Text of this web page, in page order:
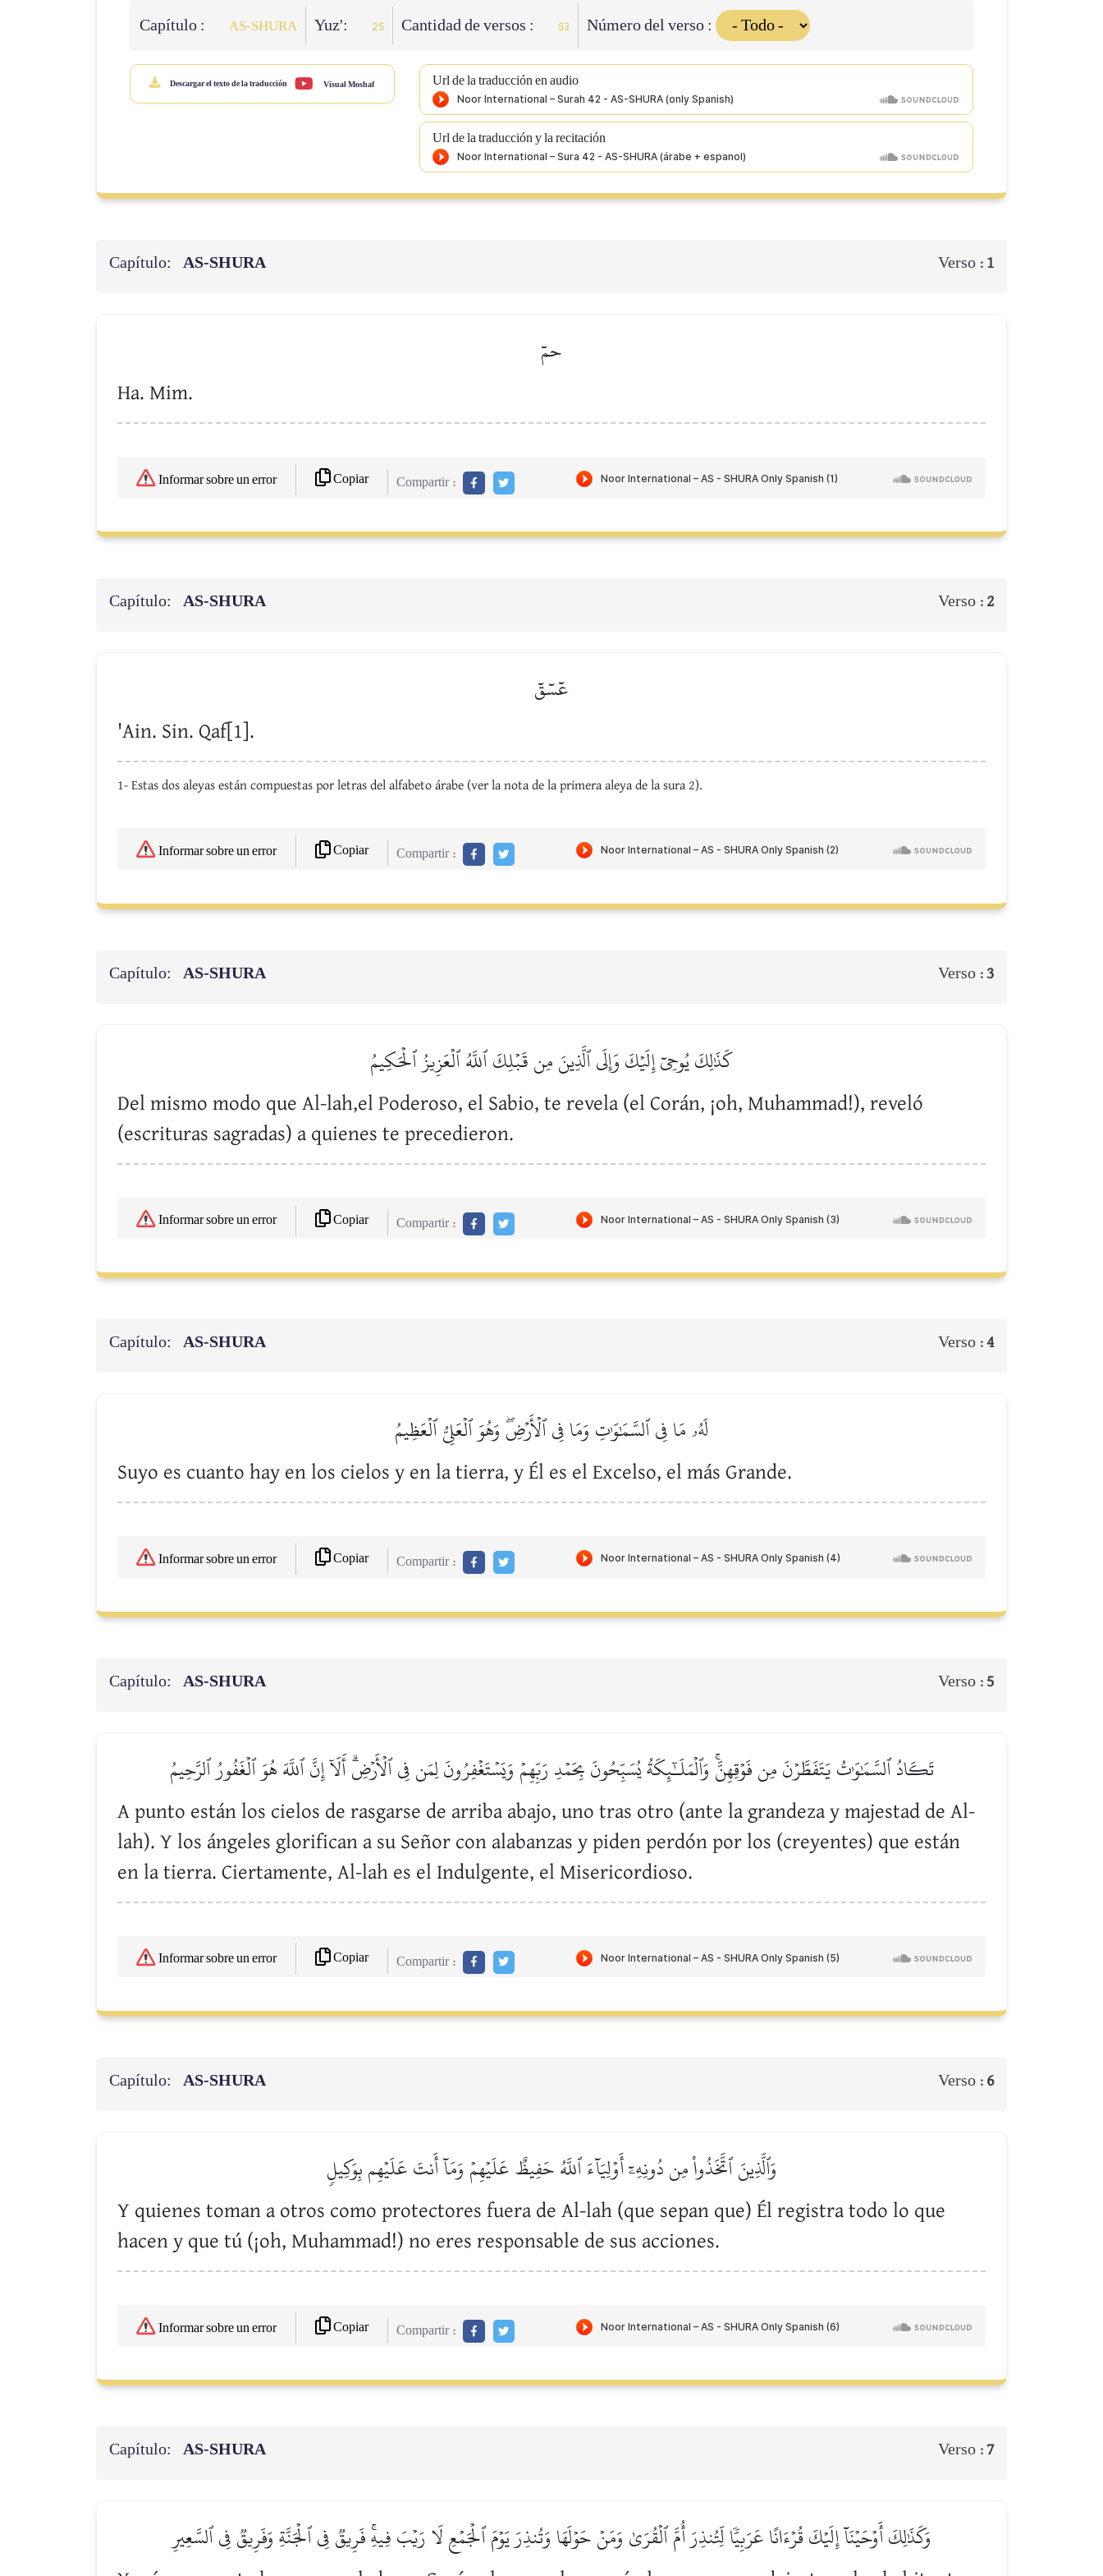
Capítulo : AS-SHURA Yuz': 25 Cantidad de versos : 53 Número del verso :
Descargar el texto de la traducción Visual Moshaf Url de la traducción en audio
Url de la traducción y la recitación
Capítulo: AS-SHURA Verso : 1
حمٓ
Ha. Mim.
Informar sobre un error Copiar Compartir :
Capítulo: AS-SHURA Verso : 2
عٓسٓقٓ
'Ain. Sin. Qaf[1].
1- Estas dos aleyas están compuestas por letras del alfabeto árabe (ver la nota de la primera aleya de la sura 2).
Informar sobre un error Copiar Compartir :
Capítulo: AS-SHURA Verso :3
كَذَٰلِكَ يُوحِيٓ إِلَيۡكَ وَإِلَى ٱلَّذِينَ مِن قَبۡلِكَ ٱللَّهُ ٱلۡعَزِيزُ ٱلۡحَكِيمُ
Del mismo modo que Al-lah,el Poderoso, el Sabio, te revela (el Corán, ¡oh, Muhammad!), reveló
(escrituras sagradas) a quienes te precedieron.
Informar sobre un error Copiar Compartir :
Capítulo: AS-SHURA Verso :4
لَهُۥ مَا فِي ٱلسَّمَٰوَٰتِ وَمَا فِي ٱلۡأَرۡضِۖ وَهُوَ ٱلۡعَلِيُّ ٱلۡعَظِيمُ
Suyo es cuanto hay en los cielos y en la tierra, y Él es el Excelso, el más Grande.
Informar sobre un error Copiar Compartir :
Capítulo: AS-SHURA Verso :5
تَكَادُ ٱلسَّمَٰوَٰتُ يَتَفَطَّرۡنَ مِن فَوۡقِهِنَّۚ وَٱلۡمَلَـٰٓئِكَةُ يُسَبِّحُونَ بِحَمۡدِ رَبِّهِمۡ وَيَسۡتَغۡفِرُونَ لِمَن فِي ٱلۡأَرۡضِۗ أَلَآ إِنَّ ٱللَّهَ هُوَ ٱلۡغَفُورُ ٱلرَّحِيمُ
A punto están los cielos de rasgarse de arriba abajo, uno tras otro (ante la grandeza y majestad de Al-
lah). Y los ángeles glorifican a su Señor con alabanzas y piden perdón por los (creyentes) que están
en la tierra. Ciertamente, Al-lah es el Indulgente, el Misericordioso.
Informar sobre un error Copiar Compartir :
Capítulo: AS-SHURA Verso : 6
وَٱلَّذِينَ ٱتَّخَذُواْ مِن دُونِهِۦٓ أَوۡلِيَآءَ ٱللَّهُ حَفِيظٌ عَلَيۡهِمۡ وَمَآ أَنتَ عَلَيۡهِم بِوَكِيلٖ
Y quienes toman a otros como protectores fuera de Al-lah (que sepan que) Él registra todo lo que
hacen y que tú (¡oh, Muhammad!) no eres responsable de sus acciones.
Informar sobre un error Copiar Compartir :
Capítulo: AS-SHURA Verso : 7
وَكَذَٰلِكَ أَوۡحَيۡنَآ إِلَيۡكَ قُرۡءَانًا عَرَبِيّٗا لِّتُنذِرَ أُمَّ ٱلۡقُرَىٰ وَمَنۡ حَوۡلَهَا وَتُنذِرَ يَوۡمَ ٱلۡجَمۡعِ لَا رَيۡبَ فِيهِۚ فَرِيقٞ فِي ٱلۡجَنَّةِ وَفَرِيقٞ فِي ٱلسَّعِيرِ